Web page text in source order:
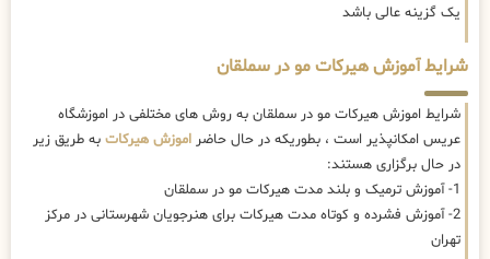
یک گزینه عالی باشد
شرایط آموزش هیرکات مو در سملقان
شرایط اموزش هیرکات مو در سملقان به روش های مختلفی در اموزشگاه
عریس امکانپذیر است ، بطوریکه در حال حاضر اموزش هیرکات به طریق زیر
در حال برگزاری هستند:
1- آموزش ترمیک و بلند مدت هیرکات مو در سملقان
2- آموزش فشرده و کوتاه مدت هیرکات برای هنرجویان شهرستانی در مرکز
تهران